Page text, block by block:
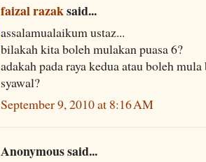
faizal razaksaid...
assalamualaikum ustaz...
bilakah kita boleh mulakan puasa 6?
adakah pada raya kedua atau boleh
syawal?
September 9, 2010 at 8:16 AM
Anonymous said...